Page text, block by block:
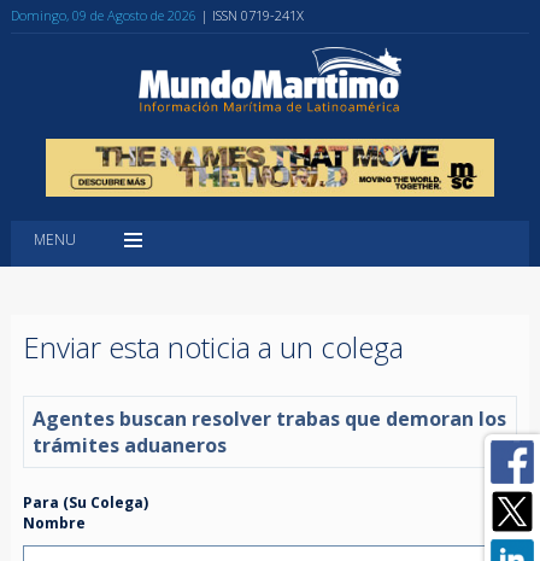
Domingo, 09 de Agosto de 2026 | ISSN 0719-241X
MENU
Enviar esta noticia a un colega
Agentes buscan resolver trabas que demoran los
trámites aduaneros
Para (Su Colega)
Nombre